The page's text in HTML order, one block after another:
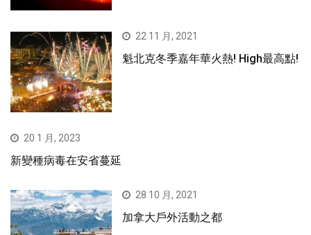
22 11 月, 2021
魁北克冬季嘉年華火熱! High最高點!
20 1 月, 2023
新變種病毒在安省蔓延
28 10 月, 2021
加拿大戶外活動之都